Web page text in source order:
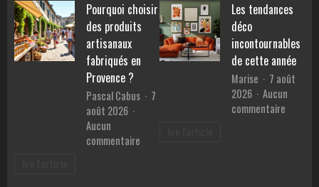
Pourquoi choisir
des produits
artisanaux
fabriqués en
Provence ?
Pascal Cabus
7
août 2026
Aucun
commentaire
Les tendances
déco
incontournables
de cette année
Marise
7 août
2026
Aucun
commentaire